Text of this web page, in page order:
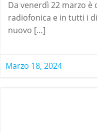
Da venerdì 22 marzo
radiofonica e in tutti i
nuovo […]
Marzo 18, 2024